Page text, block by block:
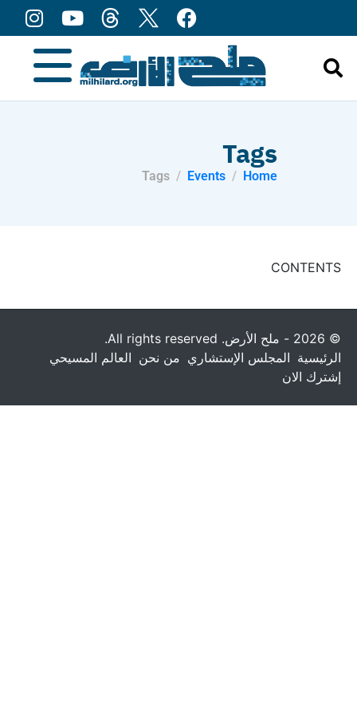
Tags
Home
Events
Tags
CONTENTS
© 2026 - ملح الأرض. All rights reserved.
الرئيسية المجلس الإستشاري من نحن العالم المسيحي
إشترك الان